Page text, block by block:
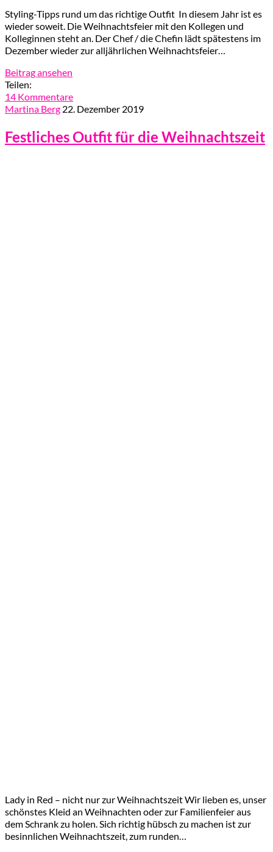
Styling-Tipps rund um das richtige Outfit In diesem Jahr ist es
wieder soweit. Die Weihnachtsfeier mit den Kollegen und
Kolleginnen steht an. Der Chef / die Chefin lädt spätestens im
Dezember wieder zur alljährlichen Weihnachtsfeier…
Beitrag ansehen
Teilen:
14 Kommentare
Martina Berg 22. Dezember 2019
Festliches Outfit für die Weihnachtszeit
Lady in Red – nicht nur zur Weihnachtszeit Wir lieben es, unser
schönstes Kleid an Weihnachten oder zur Familienfeier aus
dem Schrank zu holen. Sich richtig hübsch zu machen ist zur
besinnlichen Weihnachtszeit, zum runden…